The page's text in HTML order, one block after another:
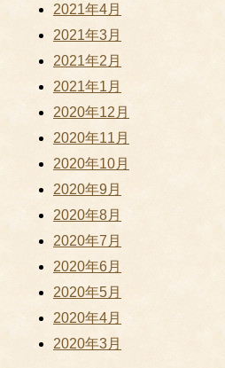
2021年4月
2021年3月
2021年2月
2021年1月
2020年12月
2020年11月
2020年10月
2020年9月
2020年8月
2020年7月
2020年6月
2020年5月
2020年4月
2020年3月